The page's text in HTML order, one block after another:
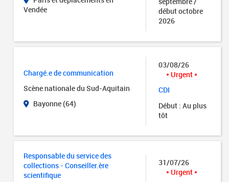
Vendée
début octobre
2026
Chargé.e de communication
Scène nationale du Sud-Aquitain
Bayonne (64)
03/08/26
Urgent
CDI
Début : Au plus
tôt
Responsable du service des
collections - Conseiller.ère
scientifique
31/07/26
Urgent